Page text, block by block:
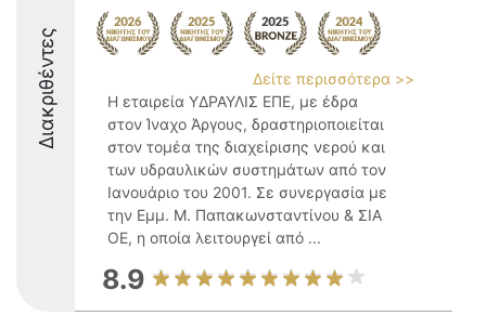
Διακριθέντες
Δείτε περισσότερα >>
Η εταιρεία ΥΔΡΑΥΛΙΣ ΕΠΕ, με έδρα
στον Ίναχο Άργους, δραστηριοποιείται
στον τομέα της διαχείρισης νερού και
των υδραυλικών συστημάτων από τον
Ιανουάριο του 2001. Σε συνεργασία με
την Εμμ. Μ. Παπακωνσταντίνου & ΣΙΑ
ΟΕ, η οποία λειτουργεί από ...
8.9